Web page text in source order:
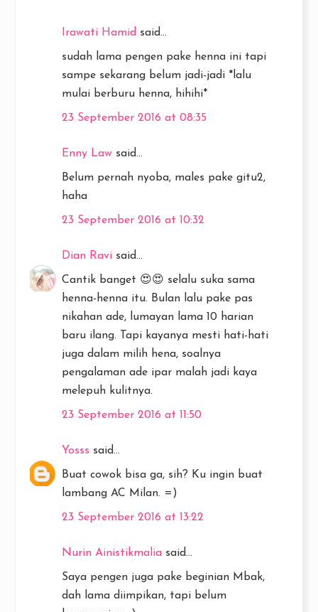
Irawati Hamid said...
sudah lama pengen pake henna ini tapi
sampe sekarang belum jadi-jadi *lalu
mulai berburu henna, hihihi*
23 September 2016 at 08:35
Enny Law said...
Belum pernah nyoba, males pake gitu2,
haha
23 September 2016 at 10:32
Dian Ravi said...
Cantik banget 😍😍 selalu suka sama
henna-henna itu. Bulan lalu pake pas
nikahan ade, lumayan lama 10 harian
baru ilang. Tapi kayanya mesti hati-hati
juga dalam milih hena, soalnya
pengalaman ade ipar malah jadi kaya
melepuh kulitnya.
23 September 2016 at 11:50
Yosss said...
Buat cowok bisa ga, sih? Ku ingin buat
lambang AC Milan. =)
23 September 2016 at 13:22
Nurin Ainistikmalia said...
Saya pengen juga pake beginian Mbak,
dah lama diimpikan, tapi belum